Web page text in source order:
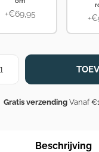
+€69,95
Gratis verzending Vanaf
Beschrijving